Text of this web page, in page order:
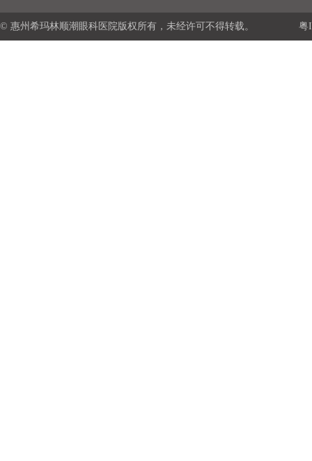
© 惠州希玛林顺潮眼科医院版权所有，未经许可不得转载。 粤